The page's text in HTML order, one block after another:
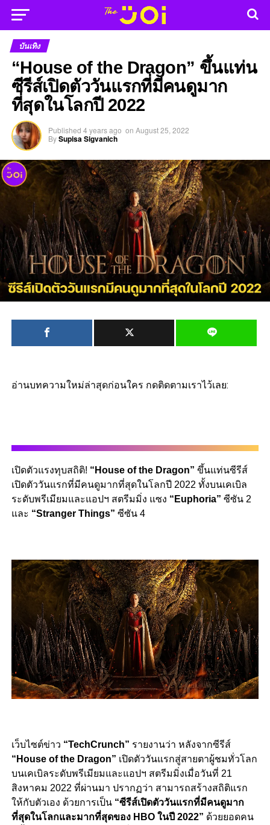
บันเทิง
“House of the Dragon” ขึ้นแท่น
ซีรีส์เปิดตัววันแรกที่มีคนดูมาก
ที่สุดในโลกปี 2022
Published 4 years ago on August 25, 2022
BySupisa Sigvanich
อ่านบทความใหม่ล่าสุดก่อนใคร กดติดตามเราไว้เลย:
เปิดตัวแรงทุบสถิติ! “House of the Dragon” ขึ้นแท่นซีรีส์
เปิดตัววันแรกที่มีคนดูมากที่สุดในโลกปี 2022 ทั้งบนเคเบิล
ระดับพรีเมียมและแอปฯ สตรีมมิ่ง แซง “Euphoria” ซีซัน 2
และ “Stranger Things” ซีซัน 4
เว็บไซต์ข่าว “TechCrunch” รายงานว่า หลังจากซีรีส์
“House of the Dragon” เปิดตัววันแรกสู่สายตาผู้ชมทั่วโลก
บนเคเบิลระดับพรีเมียมและแอปฯ สตรีมมิ่งเมื่อวันที่ 21
สิงหาคม 2022 ที่ผ่านมา ปรากฏว่า สามารถสร้างสถิติแรก
ให้กับตัวเอง ด้วยการเป็น “ซีรีส์เปิดตัววันแรกที่มีคนดูมาก
ที่สุดในโลกและมากที่สุดของ HBO ในปี 2022” ด้วยยอดคน